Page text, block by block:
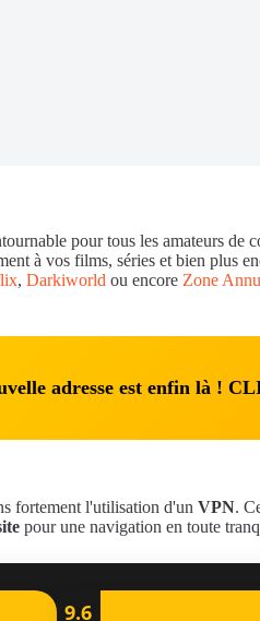
pour tous les amateurs
à vos films, séries et bien plus
, Darkiworld ou encore Zone
adresse est enfin là !
fortement l'utilisation d'un VPN.
pour une navigation en toute
9.6